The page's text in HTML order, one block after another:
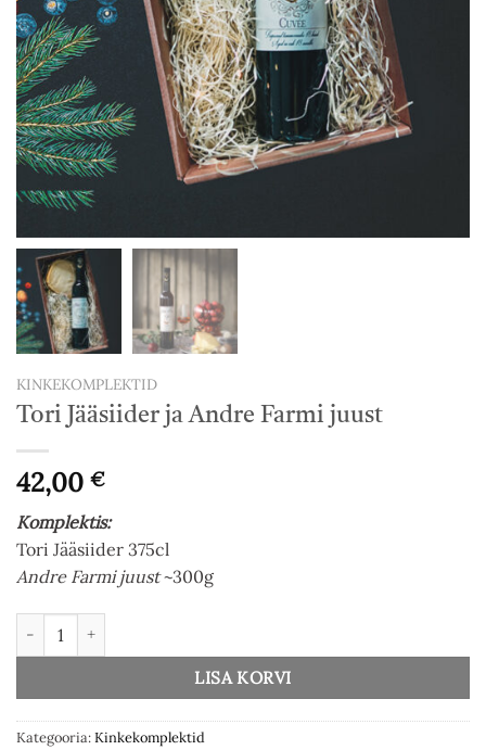
KINKEKOMPLEKTID
Tori Jääsiider ja Andre Farmi juust
42,00 €
Komplektis:
Tori Jääsiider 375cl
Andre Farmi juust~300g
LISA KORVI
Kategooria:Kinkekomplektid